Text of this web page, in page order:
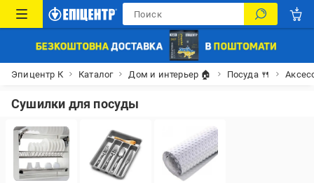
Эпицентр К Каталог Дом и интерьер 🏠 Посуда 🍴
Сушилки для посуды